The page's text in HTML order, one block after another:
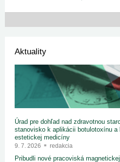
Aktuality
Úrad pre dohľad nad zdravotnou
stanovisko k aplikácii botulotoxínu
estetickej medicíny
9. 7. 2026 redakcia
Pribudli nové pracoviská